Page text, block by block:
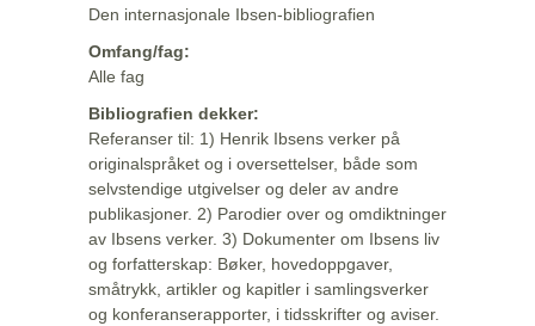
Den internasjonale Ibsen-bibliografien
Omfang/fag:
Alle fag
Bibliografien dekker:
Referanser til: 1) Henrik Ibsens verker på
originalspråket og i oversettelser, både som
selvstendige utgivelser og deler av andre
publikasjoner. 2) Parodier over og omdiktninger
av Ibsens verker. 3) Dokumenter om Ibsens liv
og forfatterskap: Bøker, hovedoppgaver,
småtrykk, artikler og kapitler i samlingsverker
og konferanserapporter, i tidsskrifter og aviser.